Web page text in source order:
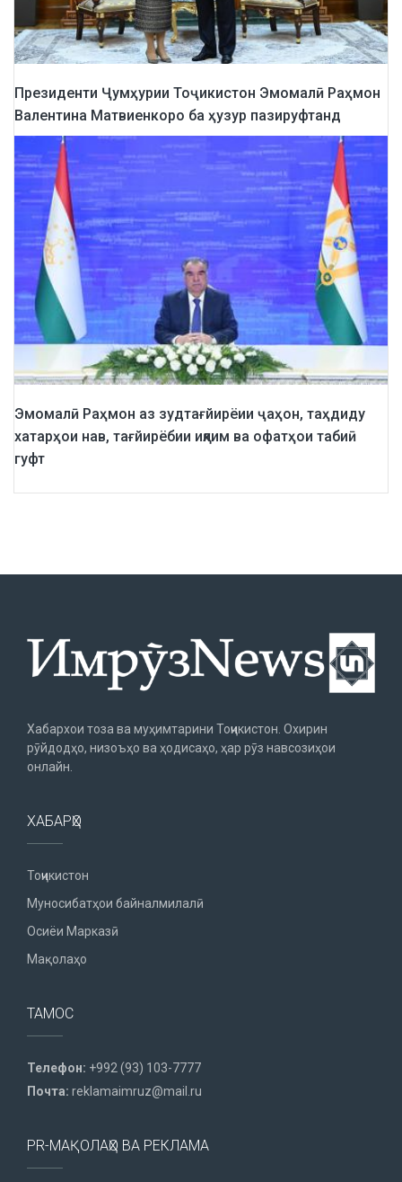
Президенти Ҷумҳурии Тоҷикистон Эмомалӣ Раҳмон
Валентина Матвиенкоро ба ҳузур пазируфтанд
Эмомалӣ Раҳмон аз зудтағйирёии ҷаҳон, таҳдиду
хатарҳои нав, тағйирёбии иқлим ва офатҳои табиӣ
гуфт
Хабархои тоза ва муҳимтарини Тоҷикистон. Охирин
рӯйдодҳо, низоъҳо ва ҳодисаҳо, ҳар рӯз навсозиҳои
онлайн.
ХАБАРҲО
Тоҷикистон
Муносибатҳои байналмилалӣ
Осиёи Марказӣ
Мақолаҳо
ТАМОС
Телефон: +992 (93) 103-7777
Почта: reklamaimruz@mail.ru
PR-МАҚОЛАҲО ВА РЕКЛАМА